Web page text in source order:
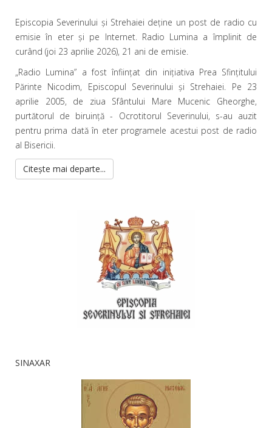
Episcopia Severinului şi Strehaiei deţine un post de radio cu
emisie în eter și pe Internet. Radio Lumina a împlinit de
curând (joi 23 aprilie 2026), 21 ani de emisie.
„Radio Lumina” a fost înfiinţat din iniţiativa Prea Sfinţitului
Părinte Nicodim, Episcopul Severinului şi Strehaiei. Pe 23
aprilie 2005, de ziua Sfântului Mare Mucenic Gheorghe,
purtătorul de biruinţă - Ocrotitorul Severinului, s-au auzit
pentru prima dată în eter programele acestui post de radio
al Bisericii.
Citește mai departe...
SINAXAR